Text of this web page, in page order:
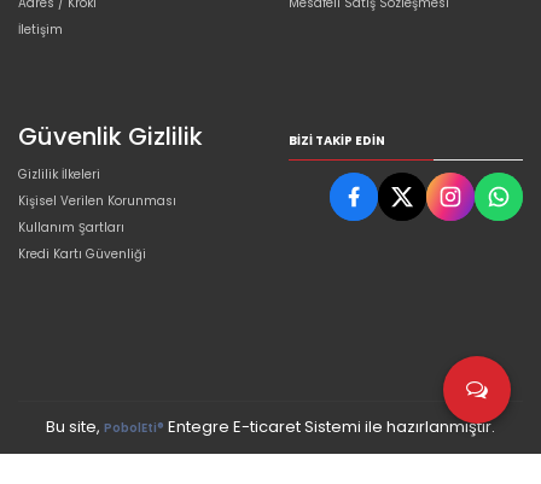
İletişim
Güvenlik Gizlilik
Gizlilik İlkeleri
Kişisel Verilen Korunması
Kullanım Şartları
Kredi Kartı Güvenliği
BIZI TAKIP EDIN
Bu site, PobolEti® Entegre E-ticaret Sistemi ile hazırlanmıştır.